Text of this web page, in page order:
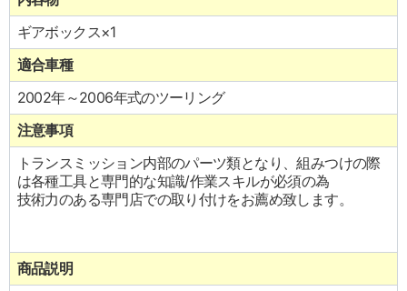
ギアボックス×1
適合車種
2002年～2006年式のツーリング
注意事項
トランスミッション内部のパーツ類となり、組みつけの際
は各種工具と専門的な知識/作業スキルが必須の為
技術力のある専門店での取り付けをお薦め致します。
商品説明